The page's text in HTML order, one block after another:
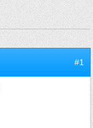
#1